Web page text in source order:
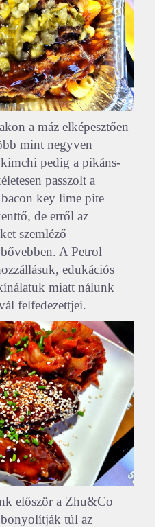
a máz elképesztően
mint negyven
pedig a pikáns-
passzolt a
key lime pite
de erről az
szemléző
A Petrol
edukációs
miatt nálunk
felfedezettjei.
először a Zhu&Co
túl az